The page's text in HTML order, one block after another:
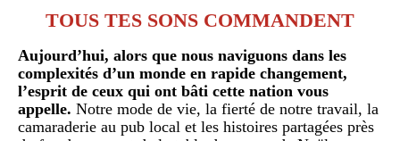
TOUS TES SONS COMMANDENT
Aujourd’hui, alors que nous naviguons dans les
complexités d’un monde en rapide changement,
l’esprit de ceux qui ont bâti cette nation vous
appelle. Notre mode de vie, la fierté de notre travail, la
camaraderie au pub local et les histoires partagées près